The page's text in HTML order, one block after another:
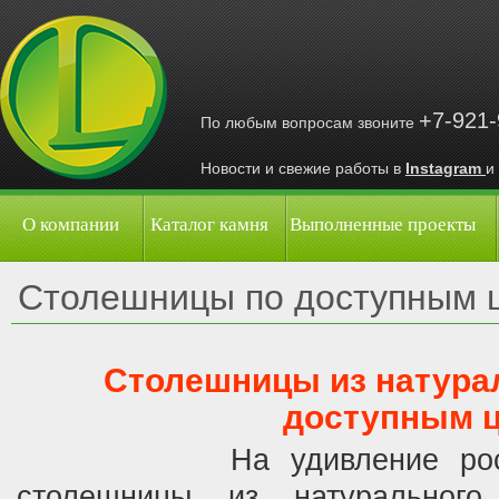
По любым вопросам звоните+7-
Новости и свежие работы в Instagram и
О компании Каталог камня Выполненные проекты
Столешницы по доступным
Столешницы из
доступным
На удивление